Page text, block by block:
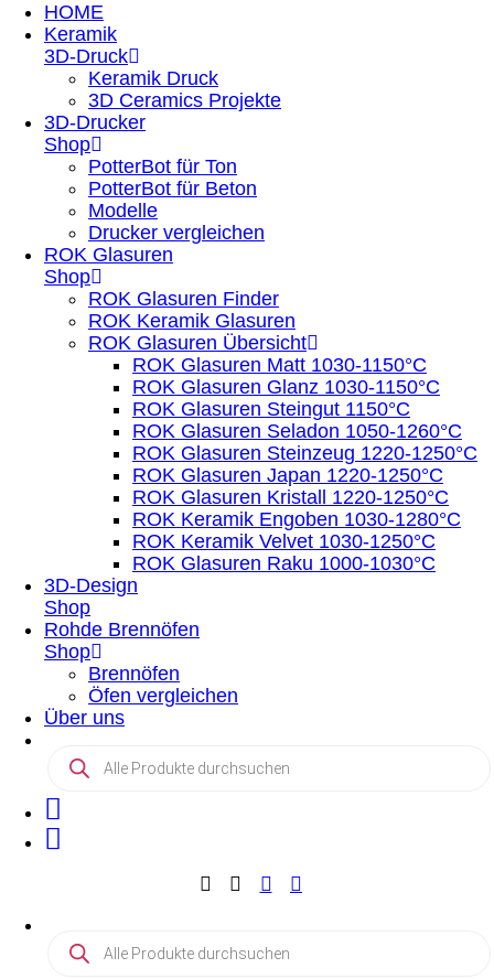
HOME
Keramik
3D-Druck
Keramik Druck
3D Ceramics Projekte
3D-Drucker
Shop
PotterBot für Ton
PotterBot für Beton
Modelle
Drucker vergleichen
ROK Glasuren
Shop
ROK Glasuren Finder
ROK Keramik Glasuren
ROK Glasuren Übersicht
ROK Glasuren Matt 1030-1150°C
ROK Glasuren Glanz 1030-1150°C
ROK Glasuren Steingut 1150°C
ROK Glasuren Seladon 1050-1260°C
ROK Glasuren Steinzeug 1220-1250°C
ROK Glasuren Japan 1220-1250°C
ROK Glasuren Kristall 1220-1250°C
ROK Keramik Engoben 1030-1280°C
ROK Keramik Velvet 1030-1250°C
ROK Glasuren Raku 1000-1030°C
3D-Design
Shop
Rohde Brennöfen
Shop
Brennöfen
Öfen vergleichen
Über uns
Products
search
Products
search